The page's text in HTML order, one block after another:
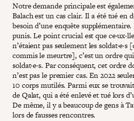
Notre demande principale est
Balach est un cas clair. Il a été tué en
besoin d’une enquête
punis. Le point crucial est que
n’étaient pas seulement les soldat·e·s
commis le meurtre], c’est un ordre
soldat·e·s. Par conséquent, cet ordre
n’est pas le premier cas. En 2022
10 corps mutilés. Parmi eux se
de Qalat, qui a été enlevé et tué lors
De même, il y a beaucoup de gens à
lors de fausses rencontres.